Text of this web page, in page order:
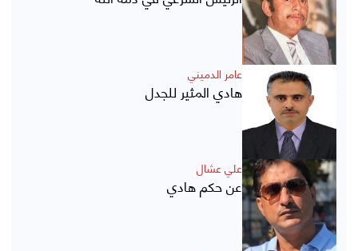
عامر الدميني
هادي المثير للجدل
علي عشال
عن حكم هادي